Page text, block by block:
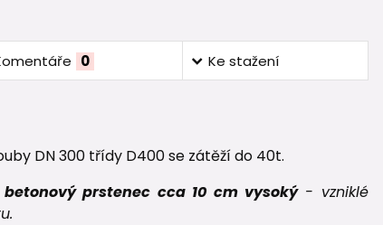
0 Ke stažení
DN 300 třídy D400 se zátěží do 40t.
betonový prstenec cca 10 cm vysoký- vzniklé